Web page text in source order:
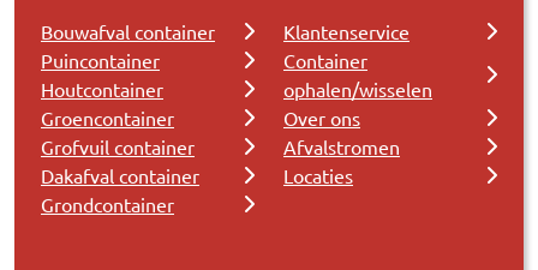
Bouwafval container
Puincontainer
Houtcontainer
Groencontainer
Grofvuil container
Dakafval container
Grondcontainer
Klantenservice
Container
ophalen/wisselen
Over ons
Afvalstromen
Locaties